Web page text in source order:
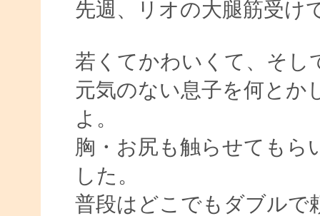
先週、リオの大腿筋受け
若くてかわいくて、そし
元気のない息子を何とか
よ。
胸・お尻も触らせてもら
した。
普段はどこでもダブルで